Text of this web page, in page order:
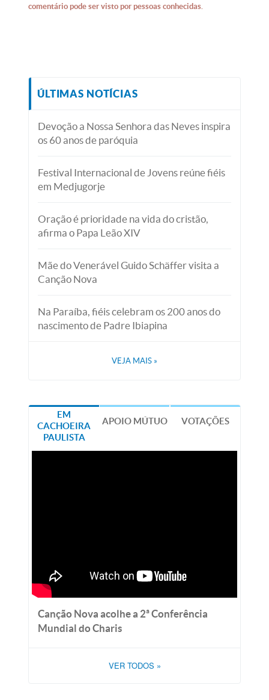
comentário pode ser visto por pessoas conhecidas.
ÚLTIMAS NOTÍCIAS
Devoção a Nossa Senhora das Neves inspira
os 60 anos de paróquia
Festival Internacional de Jovens reúne fiéis
em Medjugorje
Oração é prioridade na vida do cristão,
afirma o Papa Leão XIV
Mãe do Venerável Guido Schäffer visita a
Canção Nova
Na Paraíba, fiéis celebram os 200 anos do
nascimento de Padre Ibiapina
VEJA MAIS »
EM
CACHOEIRA
PAULISTA
APOIO MÚTUO VOTAÇÕES
Canção Nova acolhe a 2ª Conferência
Mundial do Charis
VER TODOS »